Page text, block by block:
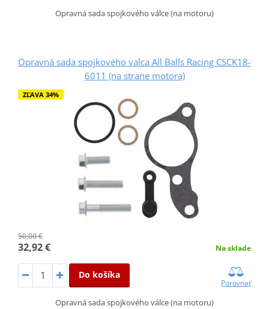
Opravná sada spojkového válce (na motoru)
Opravná sada spojkového valca All Balls Racing CSCK18-
6011 (na strane motora)
ZĽAVA 34%
50,00 €
32,92 € Na sklade
Do košíka
Porovnať
Opravná sada spojkového válce (na motoru)